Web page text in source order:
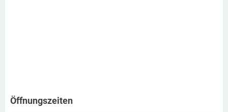
Öffnungszeiten